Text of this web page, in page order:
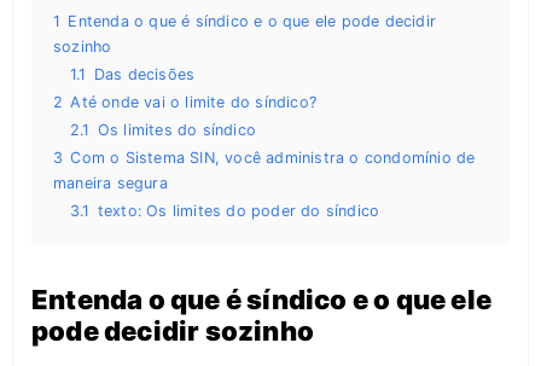
1 Entenda o que é síndico e o que ele pode decidir
sozinho
1.1 Das decisões
2 Até onde vai o limite do síndico?
2.1 Os limites do síndico
3 Com o Sistema SIN, você administra o condomínio de
maneira segura
3.1 texto: Os limites do poder do síndico
Entenda o que é síndico e o que ele
pode decidir sozinho